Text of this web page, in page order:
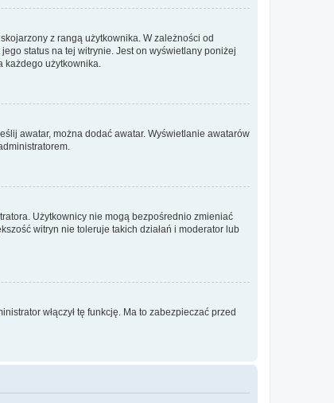
z rangą użytkownika. W zależności od
status na tej witrynie. Jest on wyświetlany poniżej
użytkownika.
awatar, można dodać awatar. Wyświetlanie awatarów
Użytkownicy nie mogą bezpośrednio zmieniać
witryn nie toleruje takich działań i moderator lub
włączył tę funkcję. Ma to zabezpieczać przed